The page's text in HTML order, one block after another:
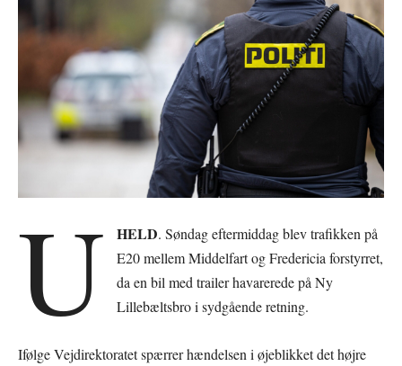
U HELD. Søndag eftermiddag blev trafikken på
E20 mellem Middelfart og Fredericia forstyrret,
da en bil med trailer havarerede på Ny
Lillebæltsbro i sydgående retning.
Ifølge Vejdirektoratet spærrer hændelsen i øjeblikket det højre